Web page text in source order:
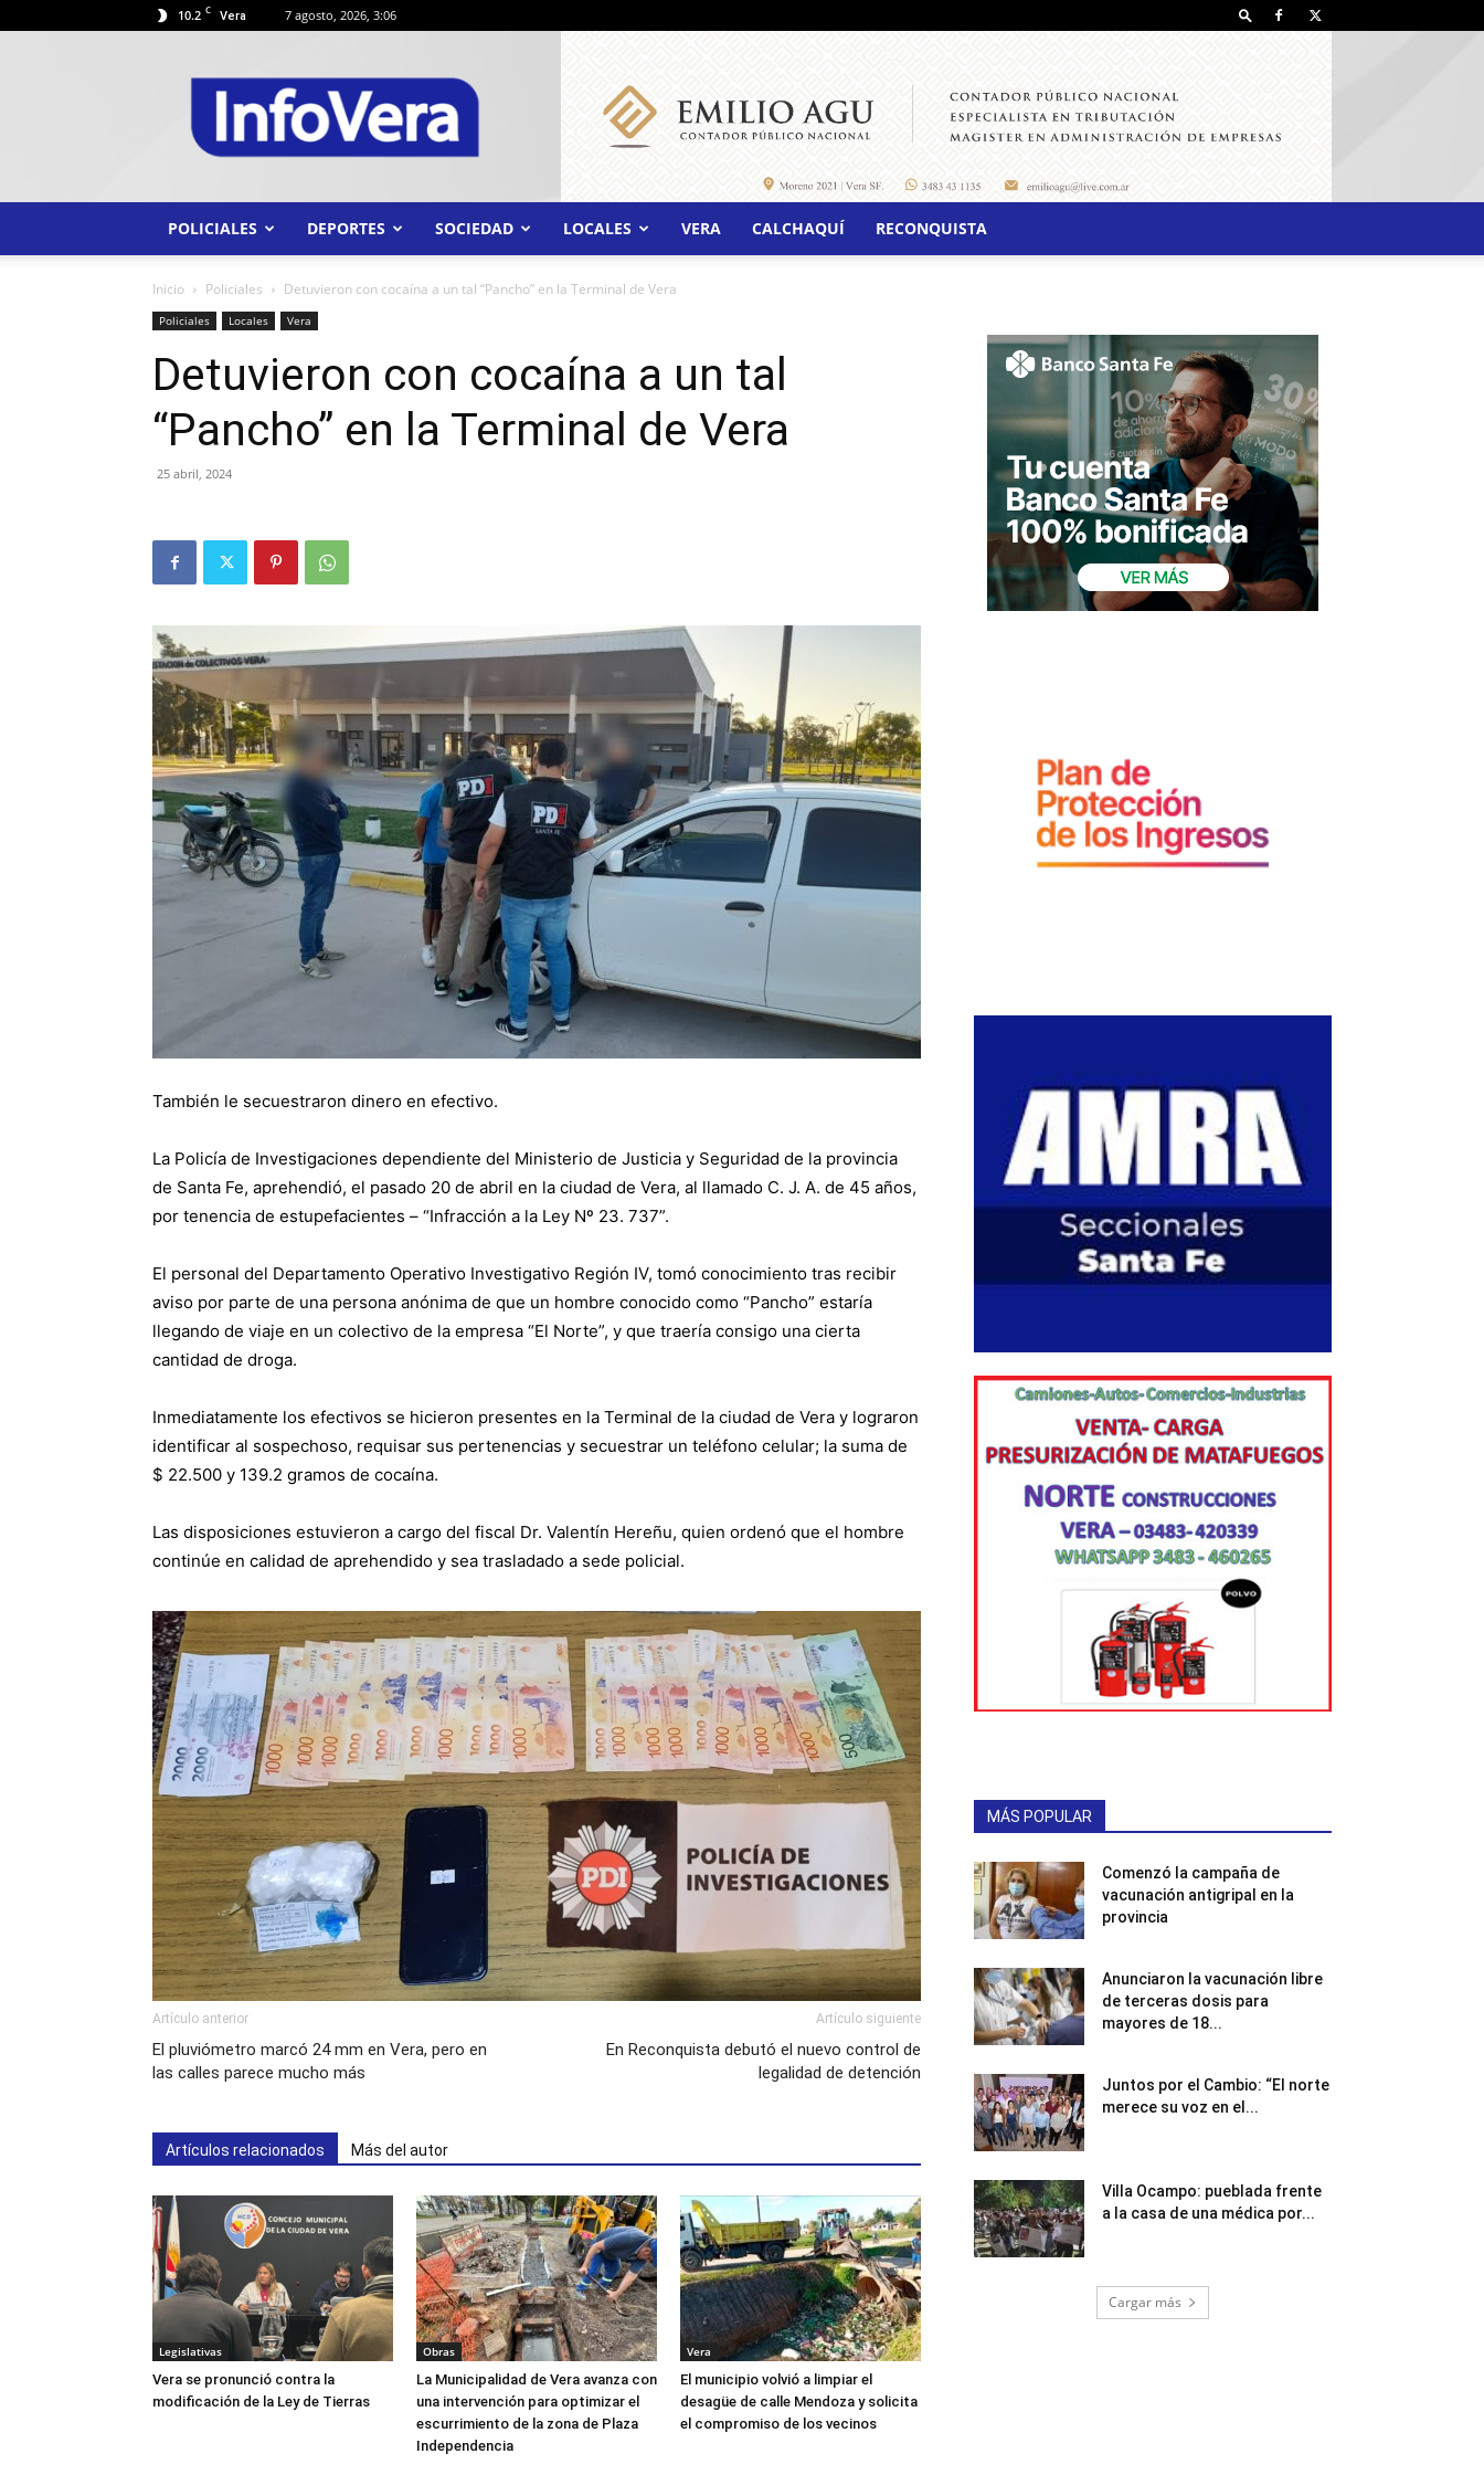
10.2 C Vera 7 agosto, 2026, 3:06
INFO
VERA
POLICIALES DEPORTES SOCIEDAD LOCALES VERA CALCHAQUÍ RECONQUISTA
Inicio Policiales Detuvieron con cocaína a un tal “Pancho” en la Terminal de Vera
Policiales Locales Vera
Detuvieron con cocaína a un tal
“Pancho” en la Terminal de Vera
25 abril, 2024
También le secuestraron dinero en efectivo.
La Policía de Investigaciones dependiente del Ministerio de Justicia y Seguridad de la provincia
de Santa Fe, aprehendió, el pasado 20 de abril en la ciudad de Vera, al llamado C. J. A. de 45 años,
por tenencia de estupefacientes – “Infracción a la Ley Nº 23. 737”.
El personal del Departamento Operativo Investigativo Región IV, tomó conocimiento tras recibir
aviso por parte de una persona anónima de que un hombre conocido como “Pancho” estaría
llegando de viaje en un colectivo de la empresa “El Norte”, y que traería consigo una cierta
cantidad de droga.
Inmediatamente los efectivos se hicieron presentes en la Terminal de la ciudad de Vera y lograron
identificar al sospechoso, requisar sus pertenencias y secuestrar un teléfono celular; la suma de
$ 22.500 y 139.2 gramos de cocaína.
Las disposiciones estuvieron a cargo del fiscal Dr. Valentín Hereñu, quien ordenó que el hombre
continúe en calidad de aprehendido y sea trasladado a sede policial.
Artículo anterior
El pluviómetro marcó 24 mm en Vera, pero en
las calles parece mucho más
Artículo siguiente
En Reconquista debutó el nuevo control de
legalidad de detención
Artículos relacionados Más del autor
Legislativas
Vera se pronunció contra la
modificación de la Ley de Tierras
Obras
La Municipalidad de Vera avanza con
una intervención para optimizar el
escurrimiento de la zona de Plaza
Independencia
Vera
El municipio volvió a limpiar el
desagüe de calle Mendoza y solicita
el compromiso de los vecinos
MÁS POPULAR
Comenzó la campaña de
vacunación antigripal en la
provincia
Anunciaron la vacunación libre
de terceras dosis para
mayores de 18...
Juntos por el Cambio: “El norte
merece su voz en el...
Villa Ocampo: pueblada frente
a la casa de una médica por...
Cargar más